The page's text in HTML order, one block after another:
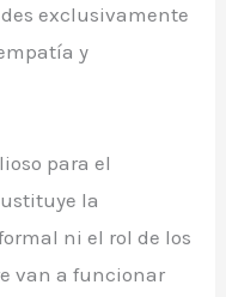
exclusivamente
y
para el
la
ni el rol de los
van a funcionar